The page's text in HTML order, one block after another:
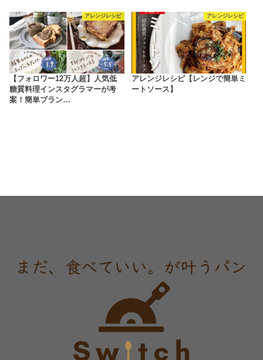
アレンジレシピ
【フォロワー12万人超】人気低
糖質料理インスタグラマーが考
案！簡単ブラン…
アレンジレシピ
アレンジレシピ【レンジで簡単ミ
ートソース】